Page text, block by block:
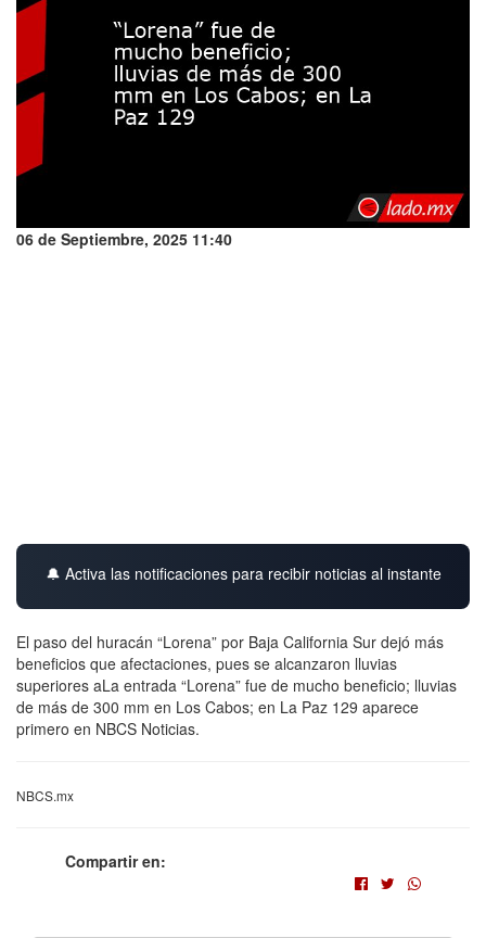
06 de Septiembre, 2025 11:40
🔔 Activa las notificaciones para recibir noticias al instante
El paso del huracán “Lorena” por Baja California Sur dejó más
beneficios que afectaciones, pues se alcanzaron lluvias
superiores aLa entrada “Lorena” fue de mucho beneficio; lluvias
de más de 300 mm en Los Cabos; en La Paz 129 aparece
primero en NBCS Noticias.
NBCS.mx
Compartir en: